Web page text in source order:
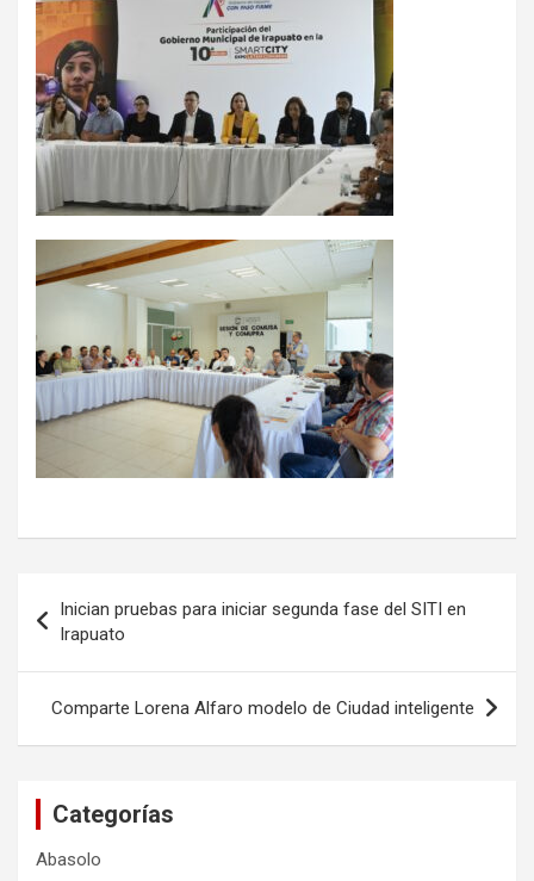
de
entradas
Inician pruebas para iniciar segunda fase del SITI en
Irapuato
Comparte Lorena Alfaro modelo de Ciudad inteligente
Categorías
Abasolo